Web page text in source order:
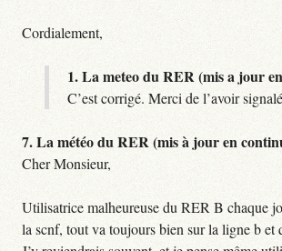
Cordialement,
1.La meteo du RER (mis a jour
C’est corrigé. Merci de l’avoir
7.La météo du RER (mis à jour en
Cher Monsieur,
Utilisatrice malheureuse du RER B chaque
la scnf, tout va toujours bien sur la ligne b et